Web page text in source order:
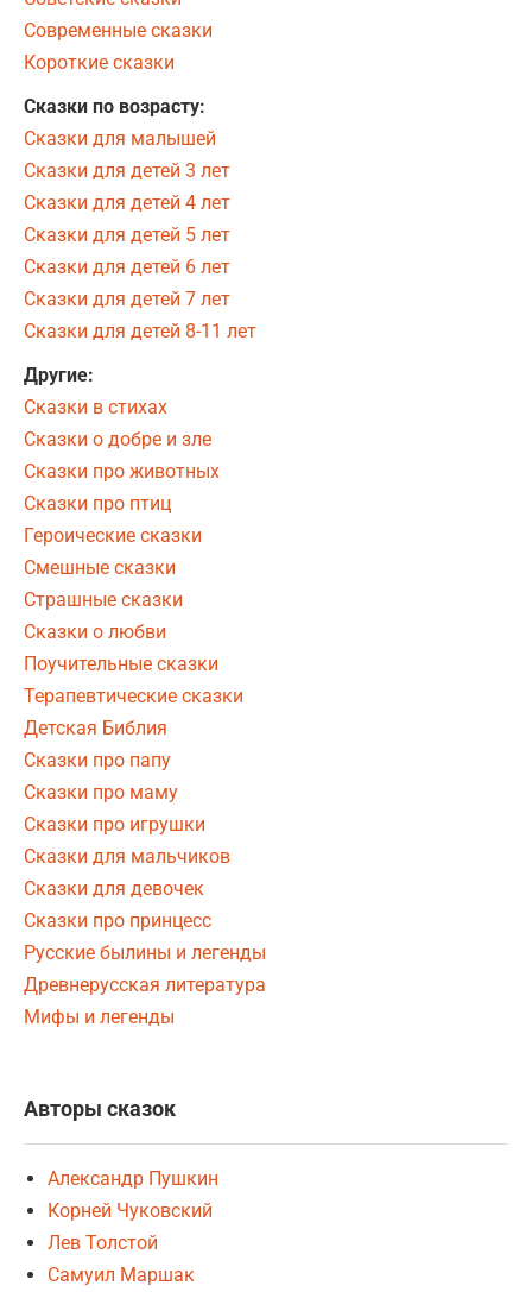
Современные сказки
Короткие сказки
Сказки по возрасту:
Сказки для малышей
Сказки для детей 3 лет
Сказки для детей 4 лет
Сказки для детей 5 лет
Сказки для детей 6 лет
Сказки для детей 7 лет
Сказки для детей 8-11 лет
Другие:
Сказки в стихах
Сказки о добре и зле
Сказки про животных
Сказки про птиц
Героические сказки
Смешные сказки
Страшные сказки
Сказки о любви
Поучительные сказки
Терапевтические сказки
Детская Библия
Сказки про папу
Сказки про маму
Сказки про игрушки
Сказки для мальчиков
Сказки для девочек
Сказки про принцесс
Русские былины и легенды
Древнерусская литература
Мифы и легенды
Авторы сказок
Александр Пушкин
Корней Чуковский
Лев Толстой
Самуил Маршак